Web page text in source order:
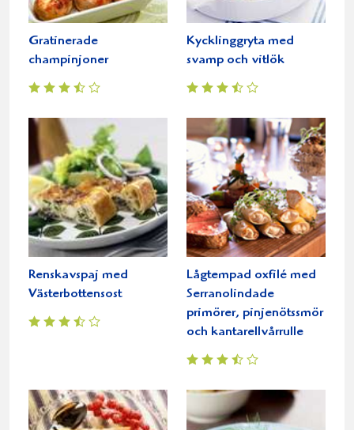
Gratinerade
champinjoner
Kycklinggryta med
svamp och vitlök
Renskavspaj med
Västerbottensost
Lågtempad oxfilé med
Serranolindade
primörer, pinjenötssmör
och kantarellvårrulle